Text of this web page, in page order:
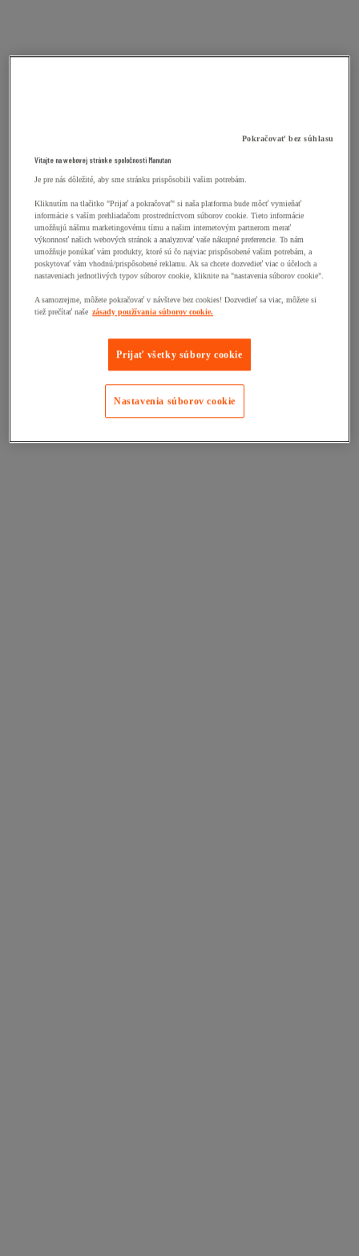
Pokračovať bez súhlasu
Vitajte na webovej stránke spoločnosti Manutan
Je pre nás dôležité, aby sme stránku prispôsobili vašim potrebám.
Kliknutím na tlačitko "Prijať a pokračovať" si naša platforma bude môcť vymieňať
informácie s vaším prehliadačom prostredníctvom súborov cookie. Tieto informácie
umožňujú nášmu marketingovému tímu a našim internetovým partnerom merať
výkonnosť našich webových stránok a analyzovať vaše nákupné preferencie. To nám
umožňuje ponúkať vám produkty, ktoré sú čo najviac prispôsobené vašim potrebám, a
poskytovať vám vhodnú/prispôsobené reklamu. Ak sa chcete dozvedieť viac o účeloch a
nastaveniach jednotlivých typov súborov cookie, kliknite na "nastavenia súborov cookie".
A samozrejme, môžete pokračovať v návšteve bez cookies! Dozvedieť sa viac, môžete si
tiež prečítať naše zásady používania súborov cookie.
Prijať všetky súbory cookie
Nastavenia súborov cookie